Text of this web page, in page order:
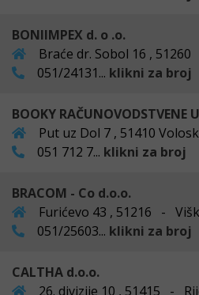
BONIIMPEX d. o .o.
Braće dr. Sobol 16 ,
051/24131... klikni za broj
BOOKY RAČUNOVODSTVENE
Put uz Dol 7 , 51410
051 712 7... klikni za broj
BRACOM - Co d.o.o.
Furićevo 43 , 51216 -
051/25603... klikni za broj
CALTHA d.o.o.
26. divizije 10 , 51415 -